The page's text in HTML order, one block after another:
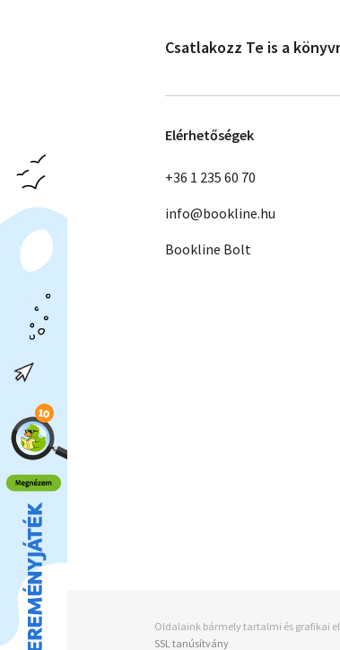
Csatlakozz Te is a
Elérhetőségek
+36 1 235 60 70
info@bookline.hu
Bookline Bolt
Oldalaink bármely tartalmi és grafikai
SSL tanúsítvány